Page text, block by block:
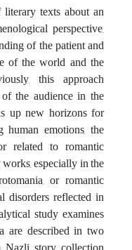
texts about an
perspective,
of the patient and
of the world and the
this approach
the audience in the
up new horizons for
emotions, the
related to romantic
especially in the
or romantic
disorders reflected in
study examines
are described in two